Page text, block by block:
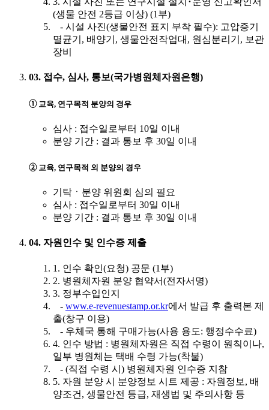
(생물 안전 2등급 이상) (1부)
- 시설 사진(생물안전 표지 부착 필수): 고압증기
멸균기, 배양기, 생물안전작업대, 원심분리기, 보관
장비
03. 접수, 심사, 통보(국가병원체자원은행)
➀ 교육, 연구목적 분양의 경우
심사 : 접수일로부터 10일 이내
분양 기간 : 결과 통보 후 30일 이내
➁ 교육, 연구목적 외 분양의 경우
기탁ㆍ분양 위원회 심의 필요
심사 : 접수일로부터 30일 이내
분양 기간 : 결과 통보 후 30일 이내
04. 자원인수 및 인수증 제출
1. 인수 확인(요청) 공문 (1부)
2. 병원체자원 분양 협약서(전자서명)
3. 정부수입인지
- www.e-revenuestamp.or.kr에서 발급 후 출력본 제
출(창구 이용)
- 우체국 통해 구매가능(사용 용도: 행정수수료)
4. 인수 방법 : 병원체자원은 직접 수령이 원칙이나,
일부 병원체는 택배 수령 가능(착불)
- (직접 수령 시) 병원체자원 인수증 지참
5. 자원 분양 시 분양정보 시트 제공 : 자원정보, 배
양조건, 생물안전 등급, 재생법 및 주의사항 등